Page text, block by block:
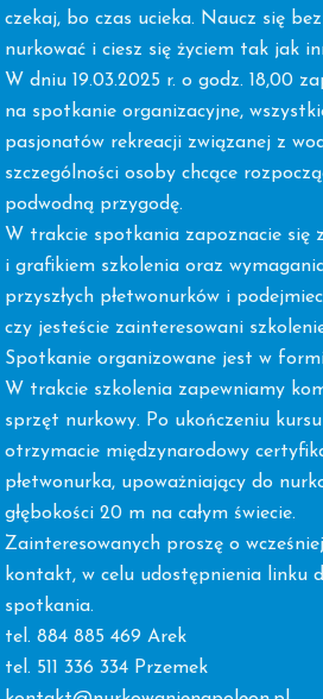
czekaj, bo czas ucieka. Naucz się
nurkować i ciesz się życiem tak jak
W dniu 19.03.2025 r. o godz. 18,00
na spotkanie organizacyjne,
pasjonatów rekreacji związanej z
szczególności osoby chcące
podwodną przygodę.
W trakcie spotkania zapoznacie się
i grafikiem szkolenia oraz
przyszłych płetwonurków i
czy jesteście zainteresowani
Spotkanie organizowane jest w
W trakcie szkolenia zapewniamy
sprzęt nurkowy. Po ukończeniu kursu
otrzymacie międzynarodowy
płetwonurka, upoważniający do
głębokości 20 m na całym świecie.
Zainteresowanych proszę o
kontakt, w celu udostępnienia linku
spotkania.
tel. 884 885 469 Arek
tel. 511 336 334 Przemek